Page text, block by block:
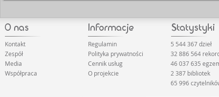
Kontakt
Zespół
Media
Współpraca
Regulamin
Polityka prywatności
Cennik usług
O projekcie
5 544 367 dzieł
32 886 564
46 037 635
2 387 bibliotek
65 996